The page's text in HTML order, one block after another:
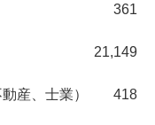
361
21,149
産、士業） 418